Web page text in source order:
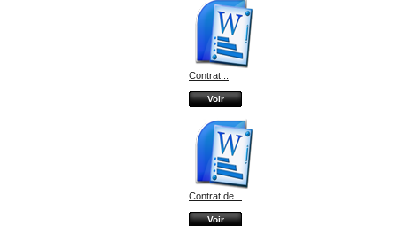
Contrat...
Voir
Contrat de...
Voir